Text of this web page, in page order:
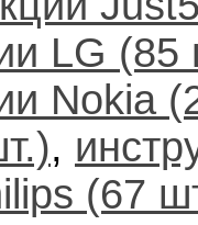
LG (85
Nokia
,
(67